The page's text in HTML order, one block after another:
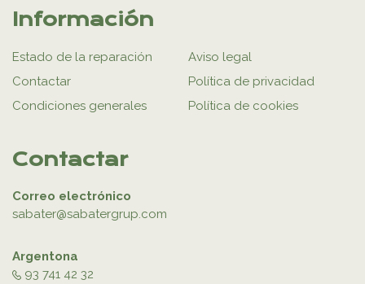
Información
Estado de la reparación
Contactar
Condiciones generales
Aviso legal
Política de privacidad
Política de cookies
Contactar
Correo electrónico
sabater@sabatergrup.com
Argentona
93 741 42 32